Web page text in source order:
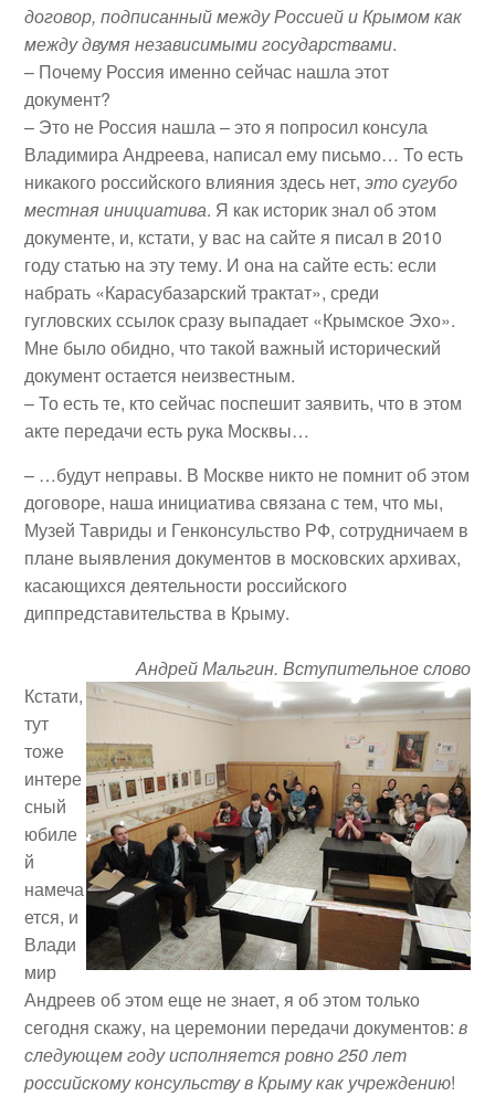
договор, подписанный между Россией и Крымом как
между двумя независимыми государствами.
– Почему Россия именно сейчас нашла этот
документ?
– Это не Россия нашла – это я попросил консула
Владимира Андреева, написал ему письмо… То есть
никакого российского влияния здесь нет,это сугубо
местная инициатива. Я как историк знал об этом
документе, и, кстати, у вас на сайте я писал в 2010
году статью на эту тему. И она на сайте есть: если
набрать «Карасубазарский трактат», среди
гугловских ссылок сразу выпадает «Крымское Эхо».
Мне было обидно, что такой важный исторический
документ остается неизвестным.
– То есть те, кто сейчас поспешит заявить, что в этом
акте передачи есть рука Москвы…
– …будут неправы. В Москве никто не помнит об этом
договоре, наша инициатива связана с тем, что мы,
Музей Тавриды и Генконсульство РФ, сотрудничаем в
плане выявления документов в московских архивах,
касающихся деятельности российского
диппредставительства в Крыму.
Андрей Мальгин. Вступительное слово
Кстати,
тут
тоже
интере
сный
юбиле
й
намеча
ется, и
Влади
мир
Андреев об этом еще не знает, я об этом только
сегодня скажу, на церемонии передачи документов:в
следующем году исполняется ровно 250 лет
российскому консульству в Крыму как учреждению!